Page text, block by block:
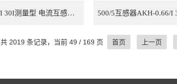
100/5AKH-0.66/I 30I测量型 电流互感器 体积小
共 2019 条记录，当前 49 / 169 页 首页 上一页